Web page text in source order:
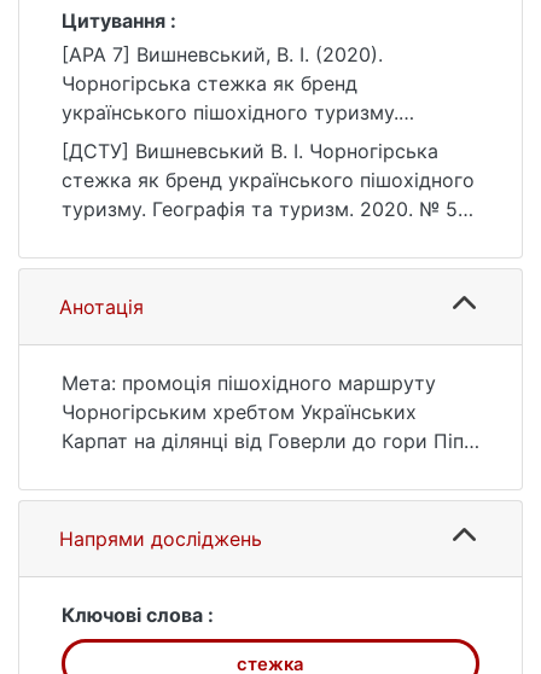
Цитування :
[APA 7] Вишневський, В. І. (2020).
Чорногірська стежка як бренд
українського пішохідного туризму.
Географія та туризм, (57), 17–25.
https://doi.org/10.17721/2308-
135X.2020.57.17-25
[ДСТУ] Вишневський В. І. Чорногірська
стежка як бренд українського пішохідного
туризму. Географія та туризм. 2020. № 57.
https://doi.org/10.17721/2308-
135X.2020.57.17-25 (дата звернення:
26.07.2026).
Анотація
Мета: промоція пішохідного маршруту
Чорногірським хребтом Українських
Карпат на ділянці від Говерли до гори Піп
Методика: спостереження, вимірювання,
опис, порівняння, аналіз, аналогія,
картографічний, статистичний. У праці для
досліджуваного регіону використано дані
радарного знімання поверхні Землі SRTM,
Напрями досліджень
Ключові слова :
стежка